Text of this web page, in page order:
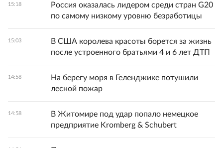
15:18
Россия оказалась лидером среди стран G20
по самому низкому уровню безработицы
15:03
В США королева красоты борется за жизнь
после устроенного братьями 4 и 6 лет ДТП
14:58
На берегу моря в Геленджике потушили
лесной пожар
14:58
В Житомире под удар попало немецкое
предприятие Kromberg & Schubert